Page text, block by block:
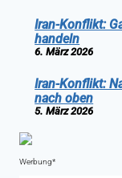
Iran-Konflikt:
handeln
6. März 2026
Iran-Konflikt:
nach oben
5. März 2026
Werbung*